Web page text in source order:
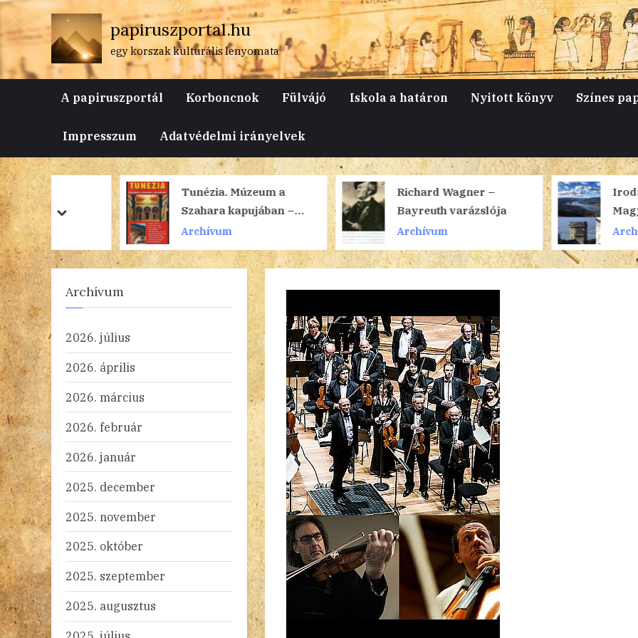
Skip
to
content
papiruszportal.hu
egy korszak kulturális lenyomata
A papiruszportál Korboncnok Fülvájó Iskola a határon Nyitott könyv Színes
Impresszum Adatvédelmi irányelvek
Tunézia. Múzeum a
Szahara kapujában –
Interjú Rozvány
Györggyel
Archívum
Richard Wagner –
Bayreuth varázslója
Archívum
Irodalmi
Dunakanyar
Archívum
prev
next
Archívum
2026. július
2026. április
2026. március
2026. február
2026. január
2025. december
2025. november
2025. október
2025. szeptember
2025. augusztus